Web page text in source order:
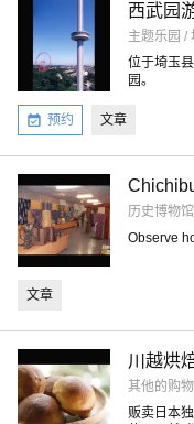
西武园
主题乐园 /
位于埼玉
园。
预约 文章
历史博物
Observe
文章
川越烘
其他的购
贩卖日本